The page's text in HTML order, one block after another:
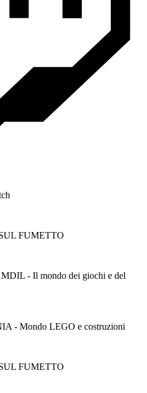
FUMETTO
- Il mondo dei giochi e del
- Mondo LEGO e costruzioni
FUMETTO